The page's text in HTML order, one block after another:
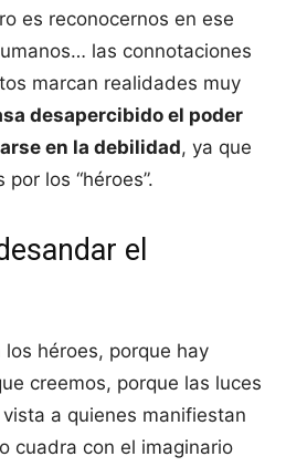
es reconocernos en ese
las connotaciones
marcan realidades muy
desapercibido el poder
en la debilidad, ya que
los “héroes”.
el
héroes, porque hay
creemos, porque las luces
a quienes manifiestan
cuadra con el imaginario